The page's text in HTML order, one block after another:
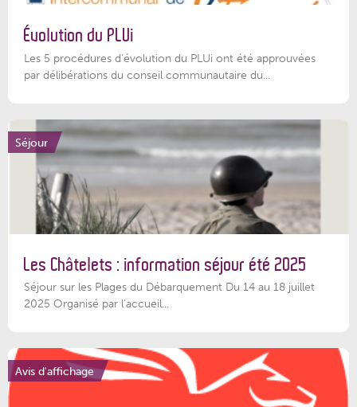
Évolution du PLUi
Les 5 procédures d’évolution du PLUi ont été approuvées
par délibérations du conseil communautaire du...
Séjour
Les Châtelets : information séjour été 2025
Séjour sur les Plages du Débarquement Du 14 au 18 juillet
2025 Organisé par l’accueil...
Avis d'affichage